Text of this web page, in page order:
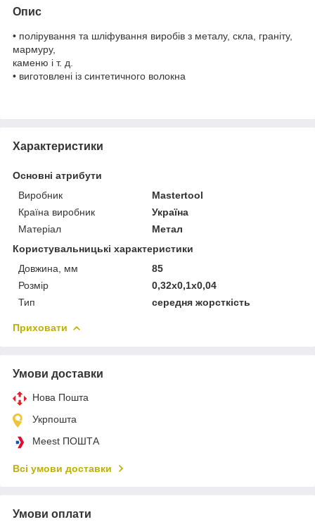
Опис
• полірування та шліфування виробів з металу, скла, граніту,
мармуру,
каменю і т. д.
• виготовлені із синтетичного волокна
Характеристики
Основні атрибути
Виробник
Mastertool
Країна виробник
Україна
Матеріал
Метал
Користувальницькі характеристики
Довжина, мм
85
Розмір
0,32x0,1x0,04
Тип
середня жорсткість
Приховати
Умови доставки
Нова Пошта
Укрпошта
Meest ПОШТА
Всі умови доставки
Умови оплати